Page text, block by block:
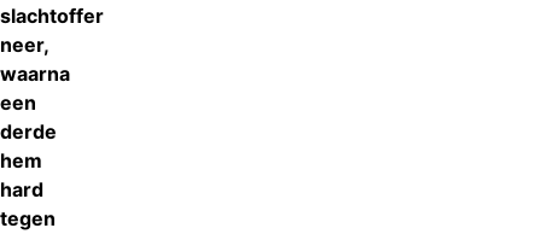
slachtoffer
neer,
waarna
een
derde
hem
hard
tegen